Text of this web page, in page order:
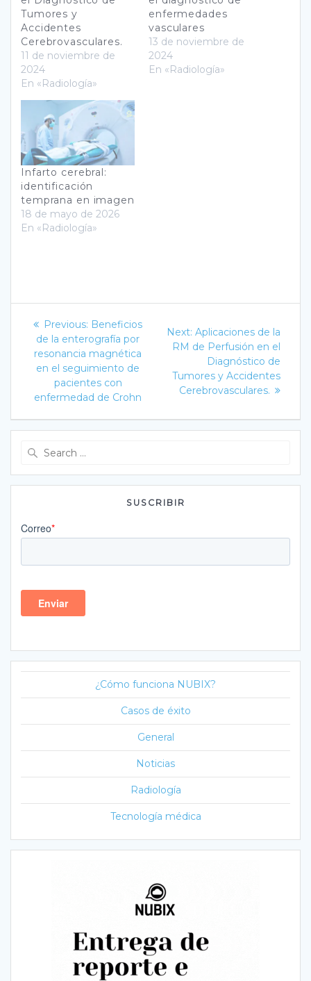
Tumores y
Accidentes
Cerebrovasculares.
11 de noviembre de
2024
En «Radiología»
enfermedades
vasculares
13 de noviembre de
2024
En «Radiología»
Infarto cerebral:
identificación
temprana en imagen
18 de mayo de 2026
En «Radiología»
Navegación
de
entradas
Previous: Previous
post:
Beneficios
de la enterografía por
resonancia magnética
en el seguimiento de
pacientes con
enfermedad de Crohn
Next: Next
post:
Aplicaciones de la
RM de Perfusión en el
Diagnóstico de
Tumores y Accidentes
Cerebrovasculares.
SUSCRIBIR
¿Cómo funciona NUBIX?
Casos de éxito
General
Noticias
Radiología
Tecnología médica